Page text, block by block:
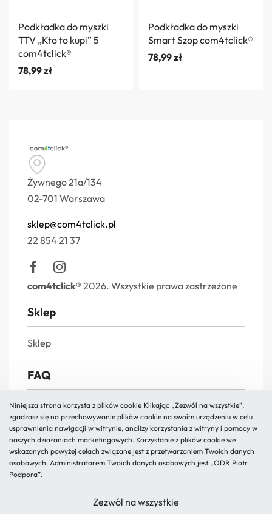
Podkładka do myszki
TTV „Kto to kupi” 5
com4tclick®
78,99zł
Podkładka do myszki
Smart Szop com4tclick®
78,99zł
Żywnego 21a/134
02-701 Warszawa
sklep@com4tclick.pl
22 854 21 37
com4tclick® 2026. Wszystkie prawa zastrzeżone
Sklep
Sklep
FAQ
FAQs
Reklamacja i zwroty
Polityka prywatności
Regulamin
Niniejsza strona korzysta z plików cookie Klikając „Zezwól na wszystkie”,
zgadzasz się na przechowywanie plików cookie na swoim urządzeniu w celu
usprawnienia nawigacji w witrynie, analizy korzystania z witryny i pomocy w
naszych działaniach marketingowych. Korzystanie z plików cookie we
wskazanych powyżej celach związane jest z przetwarzaniem Twoich danych
osobowych. Administratorem Twoich danych osobowych jest „ODR Piotr
Podpora”.
Zezwól na wszystkie